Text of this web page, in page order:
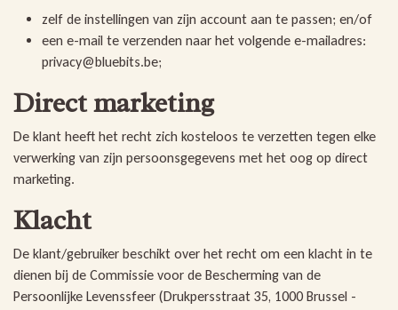
zelf de instellingen van zijn account aan te passen; en/of
een e-mail te verzenden naar het volgende e-mailadres:
privacy@bluebits.be;
Direct marketing
De klant heeft het recht zich kosteloos te verzetten tegen elke
verwerking van zijn persoonsgegevens met het oog op direct
marketing.
Klacht
De klant/gebruiker beschikt over het recht om een klacht in te
dienen bij de Commissie voor de Bescherming van de
Persoonlijke Levenssfeer (Drukpersstraat 35, 1000 Brussel -